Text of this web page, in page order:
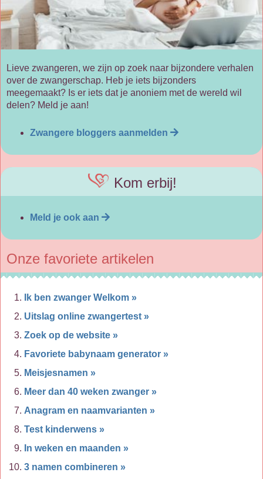
Lieve zwangeren, we zijn op zoek naar bijzondere verhalen
over de zwangerschap. Heb je iets bijzonders
meegemaakt? Is er iets dat je anoniem met de wereld wil
delen? Meld je aan!
Zwangere bloggers aanmelden
Kom erbij!
Meld je ook aan
Onze favoriete artikelen
Ik ben zwanger Welkom »
Uitslag online zwangertest »
Zoek op de website »
Favoriete babynaam generator »
Meisjesnamen »
Meer dan 40 weken zwanger »
Anagram en naamvarianten »
Test kinderwens »
In weken en maanden »
3 namen combineren »